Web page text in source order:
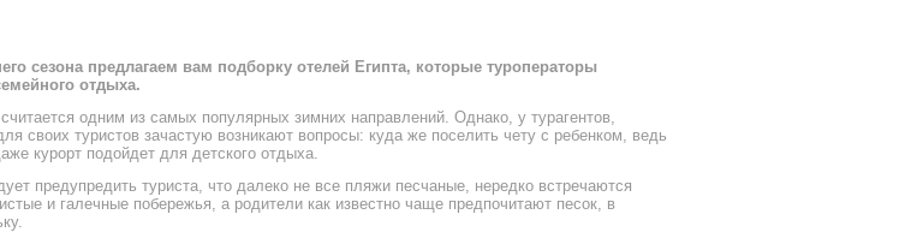
сезона предлагаем вам подборку отелей Египта, которые туроператоры
отдыха.
считается одним из самых популярных зимних направлений. Однако, у турагентов,
своих туристов зачастую возникают вопросы: куда же поселить чету с ребенком, ведь
курорт подойдет для детского отдыха.
предупредить туриста, что далеко не все пляжи песчаные, нередко встречаются
и галечные побережья, а родители как известно чаще предпочитают песок, в